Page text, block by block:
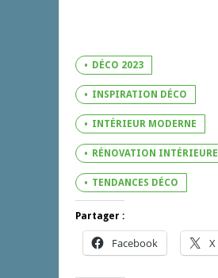
DÉCO 2023
INSPIRATION DÉCO
INTÉRIEUR MODERNE
RÉNOVATION INTÉRIEURE
TENDANCES DÉCO
Partager :
Facebook X